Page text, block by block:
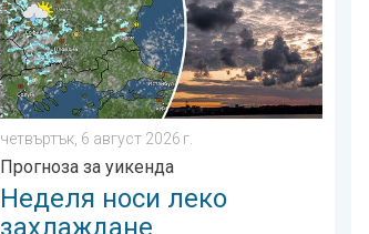
четвъртък, 6 август 2026 г.
Прогноза за уикенда
Неделя носи леко
захлаждане